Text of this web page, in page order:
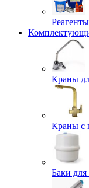
Краны
Краны с
Баки для